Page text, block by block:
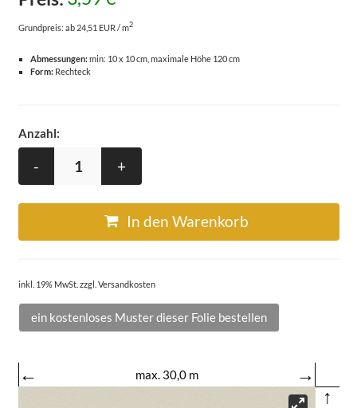
Grundpreis: ab 24,51 EUR / m2
Abmessungen:min: 10 x 10 cm, maximale Höhe 120 cm
Form:Rechteck
Anzahl:
- +
In den Warenkorb
inkl. 19% MwSt. zzgl. Versandkosten
ein kostenloses Muster dieser Folie bestellen
← max. 30,0 m
→
↑